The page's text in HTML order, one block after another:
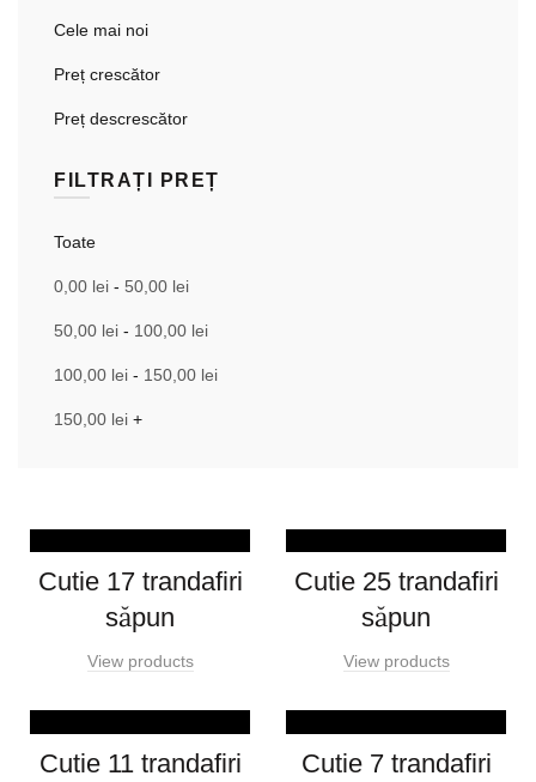
Cele mai noi
Preț crescător
Preț descrescător
FILTRAȚI PREȚ
Toate
0,00 lei - 50,00 lei
50,00 lei - 100,00 lei
100,00 lei - 150,00 lei
150,00 lei +
Cutie 17 trandafiri
săpun
View products
Cutie 25 trandafiri
săpun
View products
Cutie 11 trandafiri
Cutie 7 trandafiri